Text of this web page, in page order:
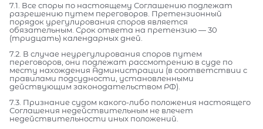
7.1. Все споры по настоящему Соглашению подлежат
разрешению путем переговоров. Претензионный
порядок урегулирования споров является
обязательным. Срок ответа на претензию — 30
(тридцать) календарных дней.
7.2. В случае неурегулирования споров путем
переговоров, они подлежат рассмотрению в суде по
месту нахождения Администрации (в соответствии с
правилами подсудности, установленными
действующим законодательством РФ).
7.3. Признание судом какого-либо положения настоящего
Соглашения недействительным не влечет
недействительности иных положений.